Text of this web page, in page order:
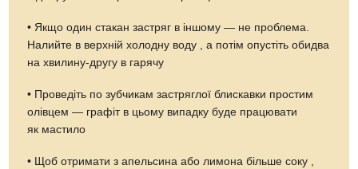
• Якщо один стакан застряг в іншому — не проблема.
Налийте в верхній холодну воду , а потім опустіть обидва
на хвилину-другу в гарячу
• Проведіть по зубчикам застряглої блискавки простим
олівцем — графіт в цьому випадку буде працювати
як мастило
• Щоб отримати з апельсина або лимона більше соку ,